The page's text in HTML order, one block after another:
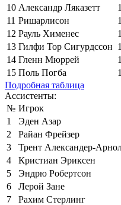
10 Александр Ляказетт
11 Ришарлисон
12 Рауль Хименес
13 Гилфи Тор Сигурдссон
14 Гленн Мюррей
15 Поль Погба
Подробная таблица
Ассистенты:
№ Игрок
1
Эден Азар
2
Райан Фрейзер
3
Трент Александер-
4
Кристиан Эриксен
5
Эндрю Робертсон
6
Лерой Зане
7
Рахим Стерлинг